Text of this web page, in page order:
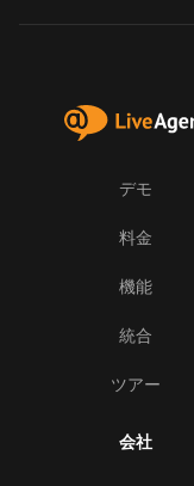
デモ
料金
機能
統合
ツアー
会社